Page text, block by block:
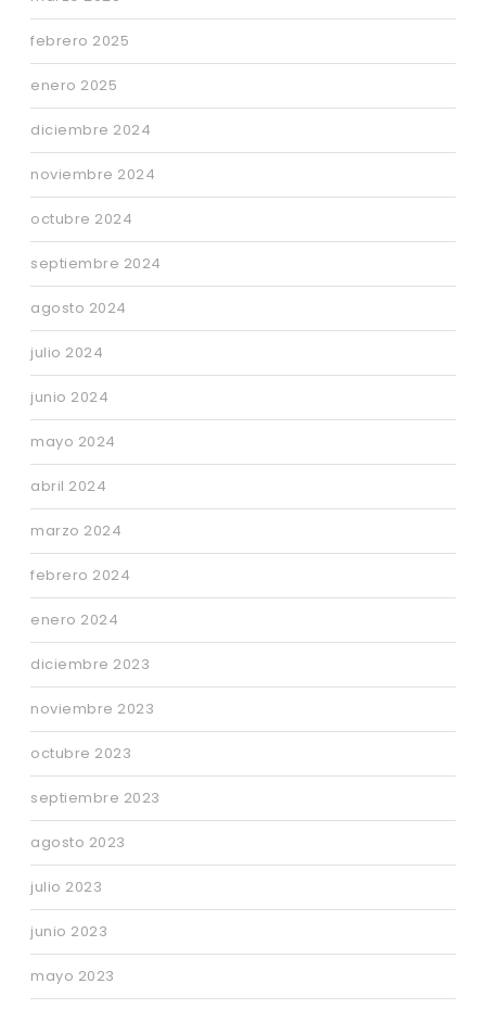
febrero 2025
enero 2025
diciembre 2024
noviembre 2024
octubre 2024
septiembre 2024
agosto 2024
julio 2024
junio 2024
mayo 2024
abril 2024
marzo 2024
febrero 2024
enero 2024
diciembre 2023
noviembre 2023
octubre 2023
septiembre 2023
agosto 2023
julio 2023
junio 2023
mayo 2023